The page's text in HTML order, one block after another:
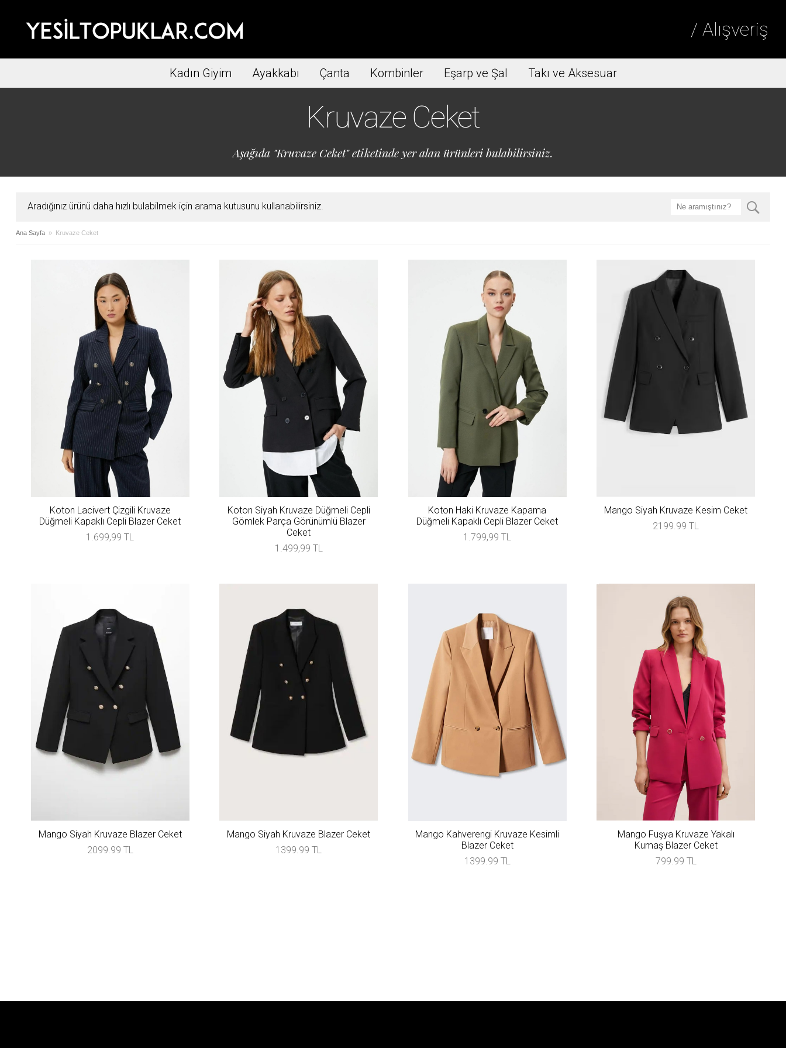
/ Alışveriş
Kadın Giyim Ayakkabı Çanta Kombinler Eşarp ve Şal Takı ve Aksesuar
Kruvaze Ceket
Aşağıda "Kruvaze Ceket" etiketinde yer alan ürünleri bulabilirsiniz.
Aradığınız ürünü daha hızlı bulabilmek için arama kutusunu kullanabilirsiniz.
Ana Sayfa» Kruvaze Ceket
Koton Lacivert Çizgili Kruvaze
Düğmeli Kapaklı Cepli Blazer Ceket
1.699,99 TL
Koton Siyah Kruvaze Düğmeli Cepli
Gömlek Parça Görünümlü Blazer
Ceket
1.499,99 TL
Koton Haki Kruvaze Kapama
Düğmeli Kapaklı Cepli Blazer Ceket
1.799,99 TL
Mango Siyah Kruvaze Kesim Ceket
2199.99 TL
Mango Siyah Kruvaze Blazer Ceket
2099.99 TL
Mango Siyah Kruvaze Blazer Ceket
1399.99 TL
Mango Kahverengi Kruvaze Kesimli
Blazer Ceket
1399.99 TL
Mango Fuşya Kruvaze Yakalı
Kumaş Blazer Ceket
799.99 TL